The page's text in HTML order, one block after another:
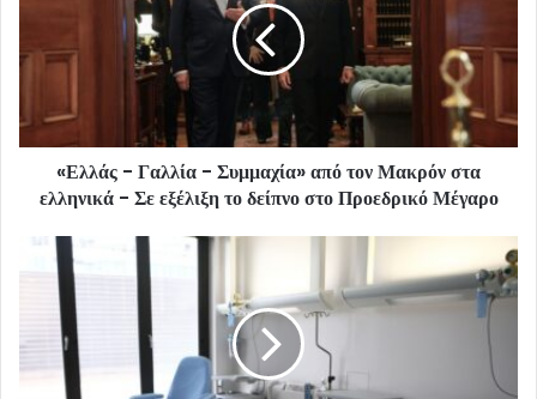
«Ελλάς - Γαλλία - Συμμαχία» από τον Μακρόν στα
ελληνικά - Σε εξέλιξη το δείπνο στο Προεδρικό Μέγαρο